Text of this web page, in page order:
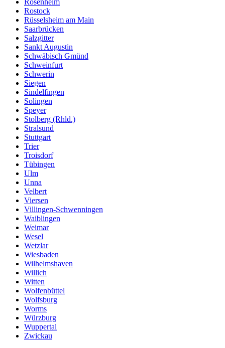
Rosenheim
Rostock
Rüsselsheim am Main
Saarbrücken
Salzgitter
Sankt Augustin
Schwäbisch Gmünd
Schweinfurt
Schwerin
Siegen
Sindelfingen
Solingen
Speyer
Stolberg (Rhld.)
Stralsund
Stuttgart
Trier
Troisdorf
Tübingen
Ulm
Unna
Velbert
Viersen
Villingen-Schwenningen
Waiblingen
Weimar
Wesel
Wetzlar
Wiesbaden
Wilhelmshaven
Willich
Witten
Wolfenbüttel
Wolfsburg
Worms
Würzburg
Wuppertal
Zwickau